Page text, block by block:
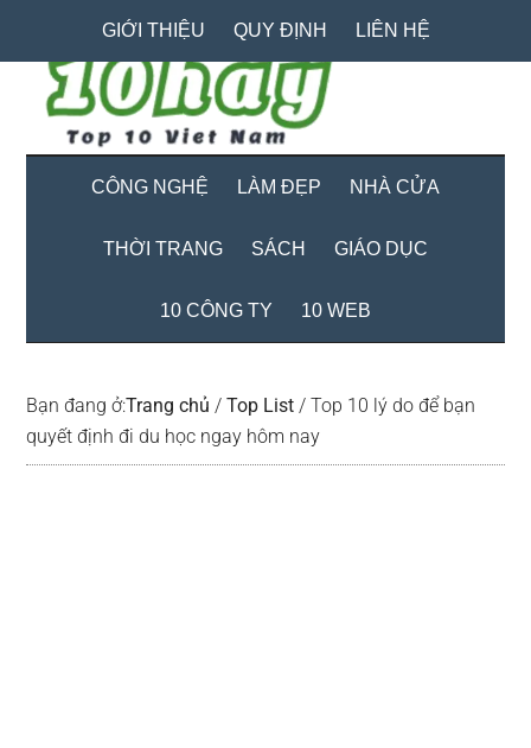
content
secondary
menu
primary
sidebar
GIỚI THIỆU QUY ĐỊNH LIÊN HỆ
CÔNG NGHỆ LÀM ĐẸP NHÀ CỬA
THỜI TRANG SÁCH GIÁO DỤC
10 CÔNG TY 10 WEB
Bạn đang ở:Trang chủ / Top List / Top 10 lý do để bạn
quyết định đi du học ngay hôm nay